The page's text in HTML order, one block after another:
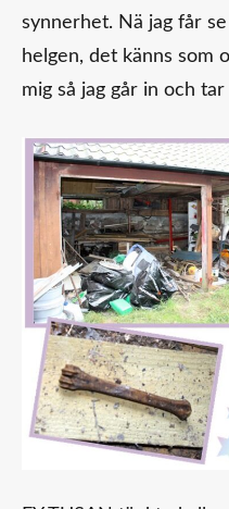
synnerhet. Nä jag får
helgen, det känns som
mig så jag går in och